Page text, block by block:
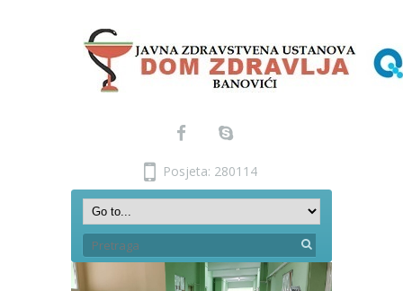
Posjeta: 280114